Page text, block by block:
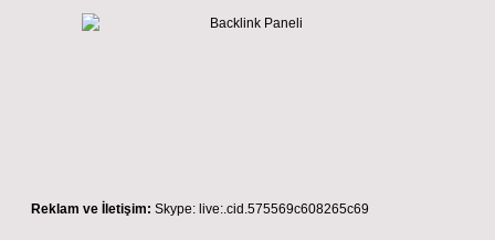
Reklam ve İletişim: Skype: live:.cid.575569c608265c69